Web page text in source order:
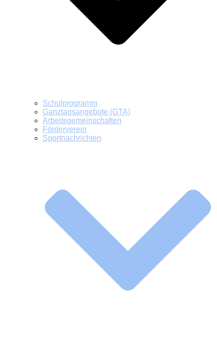
Schulprogramm
Ganztagsangebote (GTA)
Arbeitsgemeinschaften
Förderverein
Sportnachrichten